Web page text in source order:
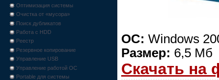
Оптимизация системы
Очистка от «мусора»
Поиск дубликатов
Работа с HDD
Реестр
Резервное копирование
Управление USB
Управление работой ОС
Portable для системы
ОС: Windows
Размер: 6,5 Мб
Скачать на